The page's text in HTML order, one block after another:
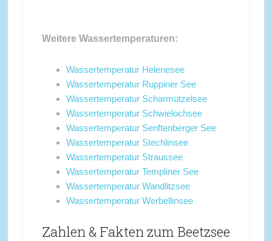
Weitere Wassertemperaturen:
Wassertemperatur Helenesee
Wassertemperatur Ruppiner See
Wassertemperatur Scharmützelsee
Wassertemperatur Schwielochsee
Wassertemperatur Senftenberger See
Wassertemperatur Stechlinsee
Wassertemperatur Straussee
Wassertemperatur Templiner See
Wassertemperatur Wandlitzsee
Wassertemperatur Werbellinsee
Zahlen & Fakten zum Beetzsee